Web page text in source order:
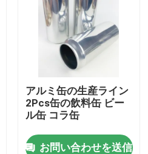
アルミ缶の生産ライン
2Pcs缶の飲料缶 ビー
ル缶 コラ缶
お問い合わせを送信